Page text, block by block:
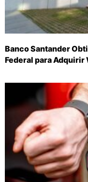
Banco Santander
Federal para